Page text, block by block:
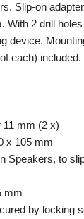
Slip-on
With 2 drill
device.
each) included.
11 mm (2 x)
x 105 mm
Speakers, to
mm
by locking